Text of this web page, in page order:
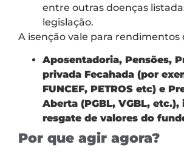
entre outras doenças
legislação.
A isenção vale para rendimentos
Aposentadoria, Pensões,
privada Fecahada (por
FUNCEF, PETROS etc) e
Aberta (PGBL, VGBL,
resgate de valores do
Por que agir agora?